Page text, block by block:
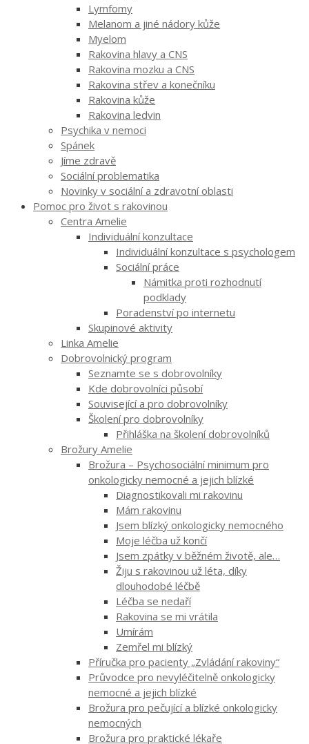
Lymfomy
Melanom a jiné nádory kůže
Myelom
Rakovina hlavy a CNS
Rakovina mozku a CNS
Rakovina střev a konečníku
Rakovina kůže
Rakovina ledvin
Psychika v nemoci
Spánek
Jíme zdravě
Sociální problematika
Novinky v sociální a zdravotní oblasti
Pomoc pro život s rakovinou
Centra Amelie
Individuální konzultace
Individuální konzultace s psychologem
Sociální práce
Námitka proti rozhodnutí
podklady
Poradenství po internetu
Skupinové aktivity
Linka Amelie
Dobrovolnický program
Seznamte se s dobrovolníky
Kde dobrovolníci působí
Související a pro dobrovolníky
Školení pro dobrovolníky
Přihláška na školení dobrovolníků
Brožury Amelie
Brožura – Psychosociální minimum pro
onkologicky nemocné a jejich blízké
Diagnostikovali mi rakovinu
Mám rakovinu
Jsem blízký onkologicky nemocného
Moje léčba už končí
Jsem zpátky v běžném životě, ale…
Žiju s rakovinou už léta, díky
dlouhodobé léčbě
Léčba se nedaří
Rakovina se mi vrátila
Umírám
Zemřel mi blízký
Příručka pro pacienty „Zvládání rakoviny“
Průvodce pro nevyléčitelně onkologicky
nemocné a jejich blízké
Brožura pro pečující a blízké onkologicky
nemocných
Brožura pro praktické lékaře